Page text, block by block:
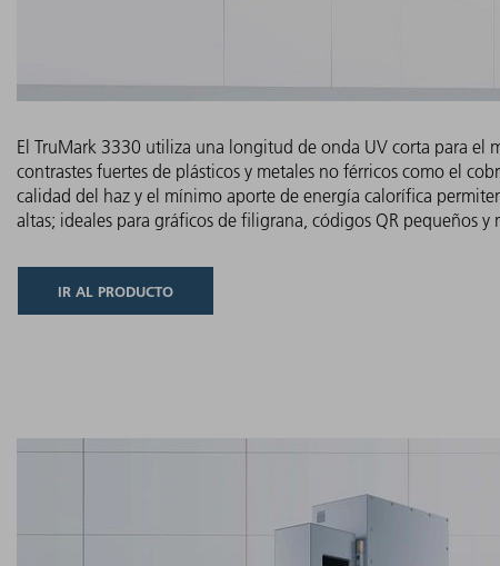
El TruMark 3330 utiliza una longitud de onda UV corta para el
contrastes fuertes de plásticos y metales no férricos como el
calidad del haz y el mínimo aporte de energía calorífica
altas; ideales para gráficos de filigrana, códigos QR pequeños y
IR AL PRODUCTO